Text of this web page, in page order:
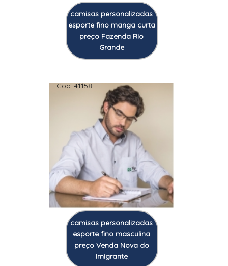
camisas personalizadas
esporte fino manga curta
preço Fazenda Rio
Grande
Cod.:41158
camisas personalizadas
esporte fino masculina
preço Venda Nova do
Imigrante